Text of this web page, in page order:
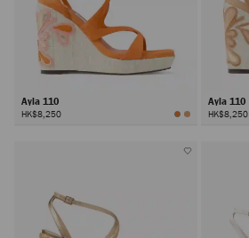
Ayla 110
HK$8,250
Ayla 110
HK$8,250